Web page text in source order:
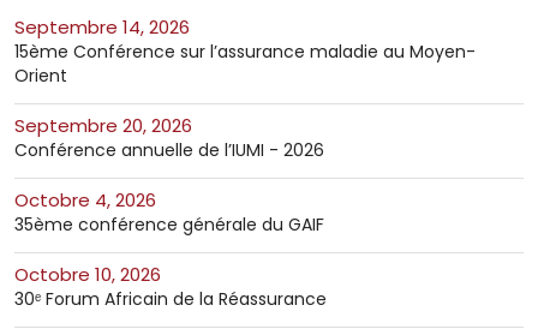
septembre 14, 2026
15ème Conférence sur l’assurance maladie au Moyen-
Orient
septembre 20, 2026
Conférence annuelle de l’IUMI - 2026
octobre 4, 2026
35ème conférence générale du GAIF
octobre 10, 2026
30ᵉ Forum Africain de la Réassurance